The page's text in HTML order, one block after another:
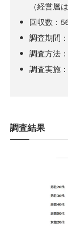
（経営層
回収数：
調査期間
調査方法
調査実施
調査結果